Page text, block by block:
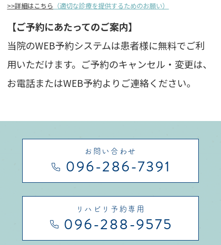
>>詳細はこちら （適切な診療を提供するためのお願い）
【ご予約にあたってのご案内】
当院のWEB予約システムは患者様に無料でご利
用いただけます。ご予約のキャンセル・変更は、
お電話またはWEB予約よりご連絡ください。
お問い合わせ
096-286-7391
リハビリ予約専用
096-288-9575